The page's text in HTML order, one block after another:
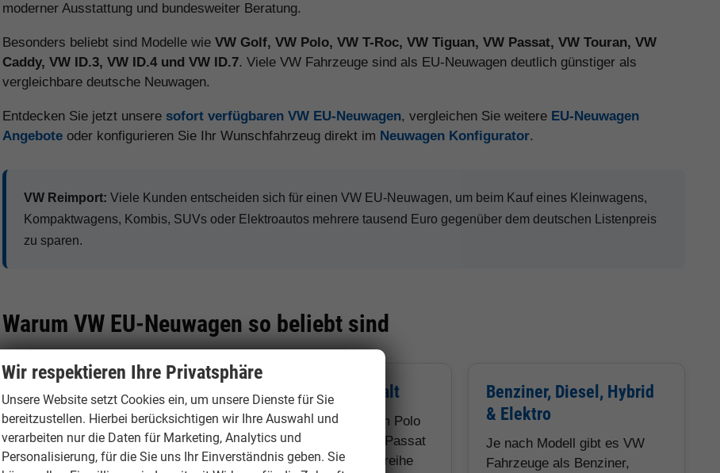
moderner Ausstattung und bundesweiter Beratung.
Besonders beliebt sind Modelle wieVW Golf, VW Polo, VW T-Roc, VW Tiguan, VW Passat, VW Touran, VW
Caddy, VW ID.3, VW ID.4 und VW ID.7. Viele VW Fahrzeuge sind als EU-Neuwagen deutlich günstiger als
vergleichbare deutsche Neuwagen.
Entdecken Sie jetzt unsere sofort verfügbaren VW EU-Neuwagen, vergleichen Sie weitere EU-Neuwagen
Angebote oder konfigurieren Sie Ihr Wunschfahrzeug direkt im Neuwagen Konfigurator.
VW Reimport: Viele Kunden entscheiden sich für einen VW EU-Neuwagen, um beim Kauf eines Kleinwagens,
Kompaktwagens, Kombis, SUVs oder Elektroautos mehrere tausend Euro gegenüber dem deutschen Listenpreis
zu sparen.
Warum VW EU-Neuwagen so beliebt sind
Hohe Preisvorteile
Je nach Modell, Ausstattung
und Verfügbarkeit sind bei VW
Reimporten deutliche Rabatte
Große Modellvielfalt
Volkswagen bietet vom Polo
über Golf, Tiguan und Passat
bis zur ID.-Elektrobaureihe
Benziner, Diesel, Hybrid
& Elektro
Je nach Modell gibt es VW
Fahrzeuge als Benziner,
Wir respektieren Ihre Privatsphäre
Unsere Website setzt Cookies ein, um unsere Dienste für Sie
bereitzustellen. Hierbei berücksichtigen wir Ihre Auswahl und
verarbeiten nur die Daten für Marketing, Analytics und
Personalisierung, für die Sie uns Ihr Einverständnis geben. Sie